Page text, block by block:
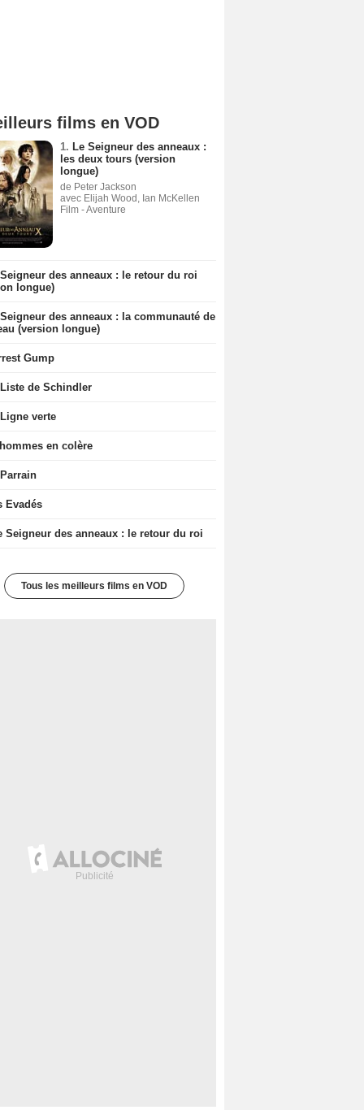
films en VOD
1. Le Seigneur des anneaux :
les deux tours (version
longue)
de Peter Jackson
avec Elijah Wood, Ian McKellen
Film - Aventure
des anneaux : le retour du roi
longue)
des anneaux : la communauté de
(version longue)
Gump
de Schindler
verte
en colère
Evadés
Seigneur des anneaux : le retour du roi
Tous les meilleurs films en VOD